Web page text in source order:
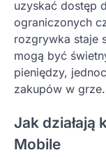
uzyskać dostęp
ograniczonych
rozgrywka staje
mogą być
pieniędzy,
zakupów w grze.
Jak działają
Mobile